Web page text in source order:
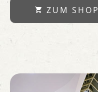
ZUM SHOP